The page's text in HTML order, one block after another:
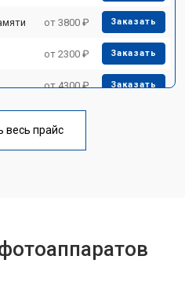
от 3800 ₽ Заказать
от 2300 ₽ Заказать
от 4300 ₽ Заказать
от 3100 ₽
весь прайс